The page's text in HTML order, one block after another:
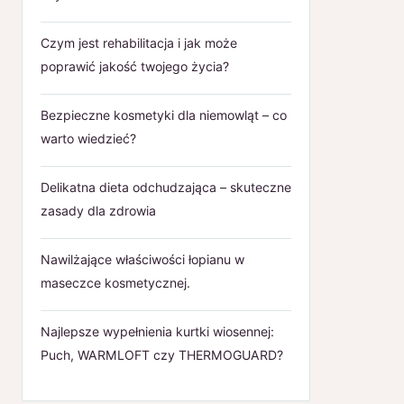
Czym jest rehabilitacja i jak może
poprawić jakość twojego życia?
Bezpieczne kosmetyki dla niemowląt – co
warto wiedzieć?
Delikatna dieta odchudzająca – skuteczne
zasady dla zdrowia
Nawilżające właściwości łopianu w
maseczce kosmetycznej.
Najlepsze wypełnienia kurtki wiosennej:
Puch, WARMLOFT czy THERMOGUARD?